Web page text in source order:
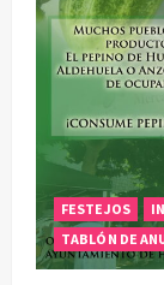
FESTEJOS
TABLÓN DE